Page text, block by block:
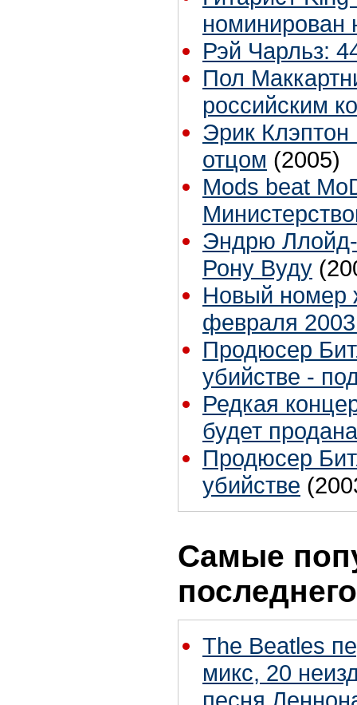
Рэй Чарльз:
Пол
российским
Эрик Клэптон
отцом (2005)
Mods beat
Эндрю Ллойд-
Рону Вуду
Новый номер
февраля
Продюсер
убийстве -
Редкая
будет
Продюсер
убийстве
Самые
The Beatles
микс, 20
песня